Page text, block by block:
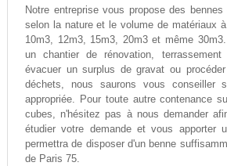
Notre entreprise vous propose des
selon la nature et le volume de matériaux
10m3, 12m3, 15m3, 20m3 et même
un chantier de rénovation,
évacuer un surplus de gravat ou
déchets, nous saurons vous conseiller
appropriée. Pour toute autre contenance
cubes, n'hésitez pas à nous demander
étudier votre demande et vous apporter
permettra de disposer d'un benne
de Paris 75.